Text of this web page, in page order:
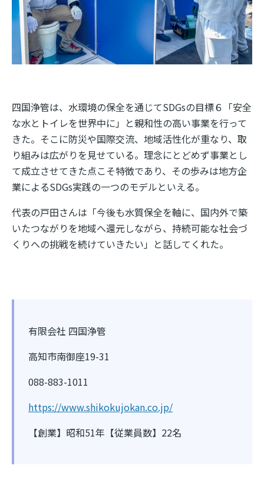
四国浄管は、水環境の保全を通じてSDGsの目標６「安全
な水とトイレを世界中に」と親和性の高い事業を行って
きた。そこに防災や国際交流、地域活性化が重なり、取
り組みは広がりを見せている。理念にとどめず事業とし
て成立させてきた点こそ特徴であり、その歩みは地方企
業によるSDGs実践の一つのモデルといえる。
代表の戸田さんは「今後も水質保全を軸に、国内外で築
いたつながりを地域へ還元しながら、持続可能な社会づ
くりへの挑戦を続けていきたい」と話してくれた。
有限会社 四国浄管
高知市南御座19-31
088-883-1011
https://www.shikokujokan.co.jp/
【創業】昭和51年【従業員数】22名